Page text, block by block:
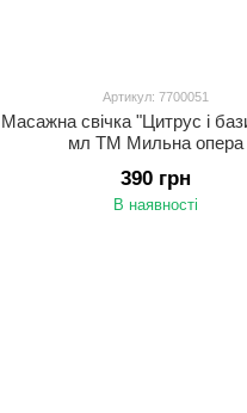
Артикул: 7700051
Масажна свічка "Цитрус і
мл ТМ Мильна опера
390 грн
В наявності